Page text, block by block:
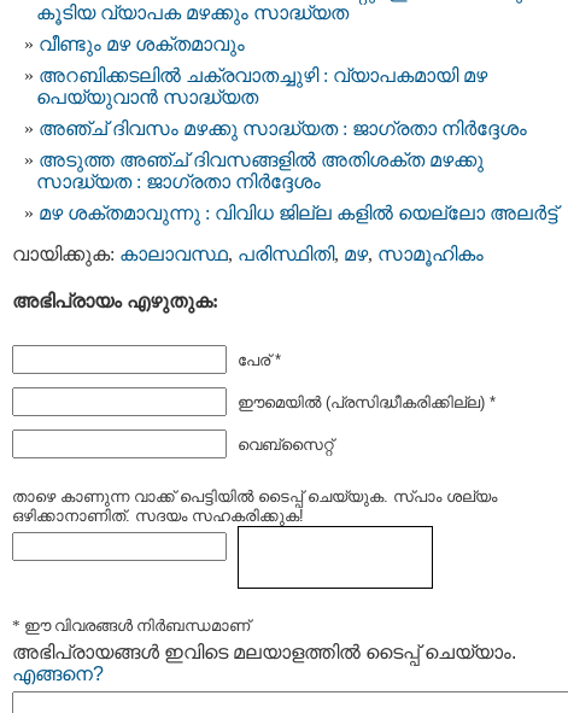
കൂടിയ വ്യാപക മഴക്കും സാദ്ധ്യത
വീണ്ടും മഴ ശക്തമാവും
അറബിക്കടലില്‍ ചക്രവാതച്ചുഴി : വ്യാപകമായി മഴ
പെയ്യുവാൻ സാദ്ധ്യത
അഞ്ച് ദിവസം മഴക്കു സാദ്ധ്യത : ജാഗ്രതാ നിര്‍ദ്ദേശം
അടുത്ത അഞ്ച് ദിവസങ്ങളില്‍ അതിശക്ത മഴക്കു
സാദ്ധ്യത : ജാഗ്രതാ നിര്‍ദ്ദേശം
മഴ ശക്തമാവുന്നു : വിവിധ ജില്ല കളില്‍ യെല്ലോ അലർട്ട്
വായിക്കുക: കാലാവസ്ഥ, പരിസ്ഥിതി, മഴ, സാമൂഹികം
അഭിപ്രായം എഴുതുക:
പേര് *
ഈമെയില്‍ (പ്രസിദ്ധീകരിക്കില്ല) *
വെബ്സൈറ്റ്
താഴെ കാണുന്ന വാക്ക് പെട്ടിയില്‍ ടൈപ്പ്‌ ചെയ്യുക. സ്പാം ശല്യം
ഒഴിക്കാനാണിത്. സദയം സഹകരിക്കുക!
* ഈ വിവരങ്ങള്‍ നിര്‍ബന്ധമാണ്
അഭിപ്രായങ്ങള്‍ ഇവിടെ മലയാളത്തില്‍ ടൈപ്പ് ചെയ്യാം.
എങ്ങനെ?